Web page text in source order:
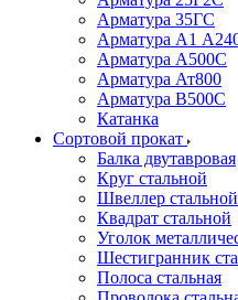
Арматура 35ГС
Арматура А1
Арматура А500С
Арматура Ат800
Арматура В500С
Катанка
Сортовой прокат
Балка двутавровая
Круг стальной
Швеллер стальной
Квадрат стальной
Уголок
Шестигранник
Полоса стальная